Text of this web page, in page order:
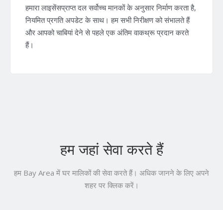
हमारा लाइसेंसप्राप्त दल सर्वोच्च मानकों के अनुसार निर्माण करता है,
नियमित प्रगति अपडेट के साथ। हम सभी निरीक्षण को संभालते हैं
और आपको चाबियां देने से पहले एक अंतिम वाकथ्रू प्रदान करते
हैं।
हम जहां सेवा करते हैं
हम Bay Area में घर मालिकों की सेवा करते हैं। अधिक जानने के लिए अपने
शहर पर क्लिक करें।